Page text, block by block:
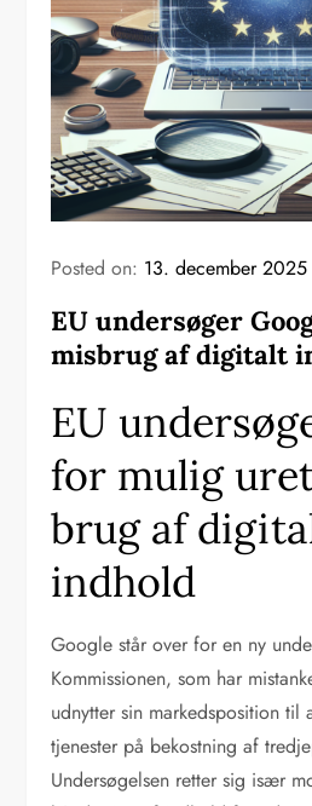
Posted on: 13. december 2025
EU undersøger
misbrug af digitalt
EU
for mulig
brug af
indhold
Google står over for en ny
Kommissionen, som har
udnytter sin markedsposition til
tjenester på bekostning af
Undersøgelsen retter sig især